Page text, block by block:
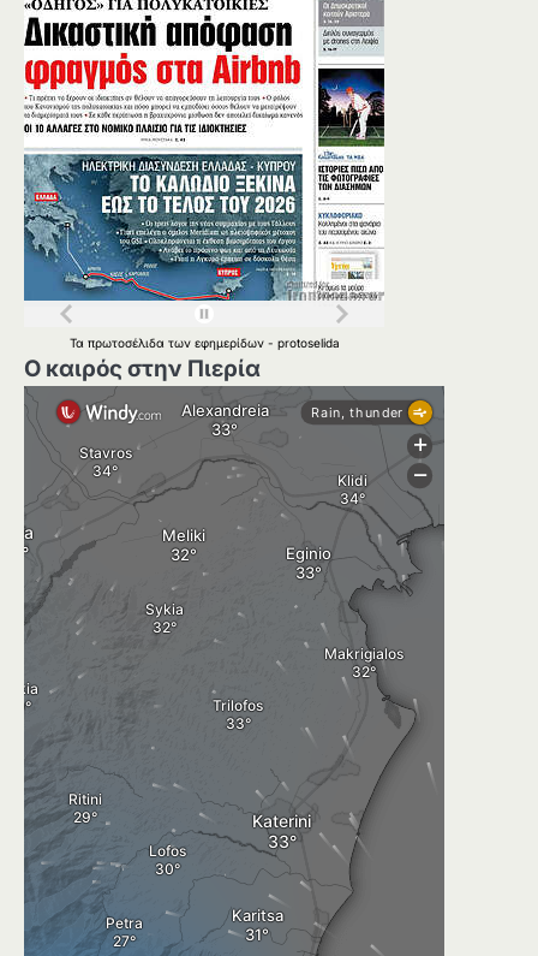
Τα πρωτοσέλιδα των εφημερίδων - protoselida
Ο καιρός στην Πιερία